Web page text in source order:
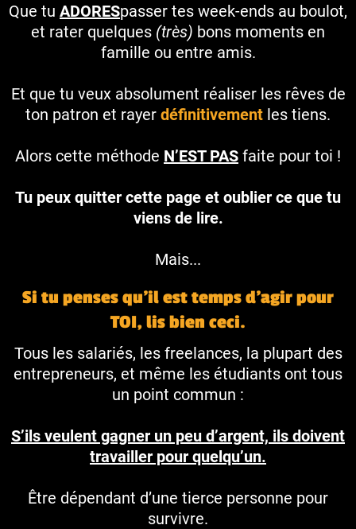
Que tu ADORESpasser tes week-ends au boulot,
et rater quelques (très) bons moments en
famille ou entre amis.
Et que tu veux absolument réaliser les rêves de
ton patron et rayer définitivement les tiens.
Alors cette méthode N’EST PAS faite pour toi !
Tu peux quitter cette page et oublier ce que tu
viens de lire.
Mais...
Si tu penses qu’il est temps d’agir pour
TOI, lis bien ceci.
Tous les salariés, les freelances, la plupart des
entrepreneurs, et même les étudiants ont tous
un point commun :
S’ils veulent gagner un peu d’argent, ils doivent
travailler pour quelqu’un.
Être dépendant d’une tierce personne pour
survivre.